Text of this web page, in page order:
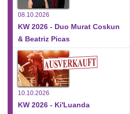
08.10.2026
KW 2026 - Duo Murat Coskun
& Beatriz Picas
10.10.2026
KW 2026 - Ki'Luanda